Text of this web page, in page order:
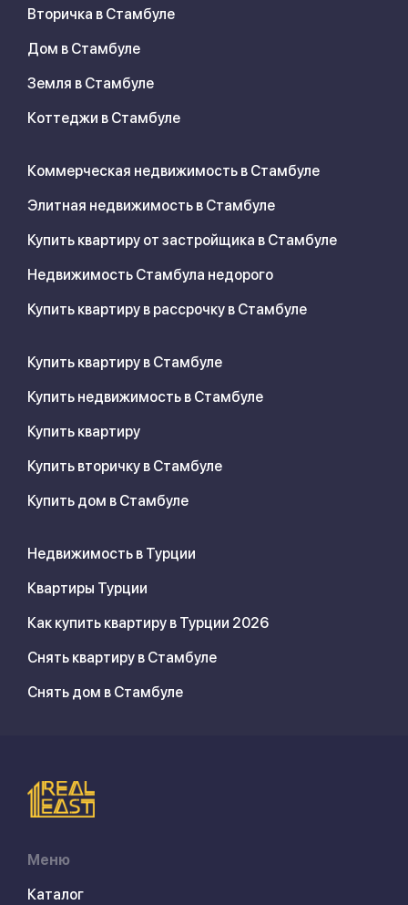
Вторичка в Стамбуле
Дом в Стамбуле
Земля в Стамбуле
Коттеджи в Стамбуле
Коммерческая недвижимость в Стамбуле
Элитная недвижимость в Стамбуле
Купить квартиру от застройщика в Стамбуле
Недвижимость Стамбула недорого
Купить квартиру в рассрочку в Стамбуле
Купить квартиру в Стамбуле
Купить недвижимость в Стамбуле
Купить квартиру
Купить вторичку в Стамбуле
Купить дом в Стамбуле
Недвижимость в Турции
Квартиры Турции
Как купить квартиру в Турции 2026
Снять квартиру в Стамбуле
Снять дом в Стамбуле
Меню
Каталог